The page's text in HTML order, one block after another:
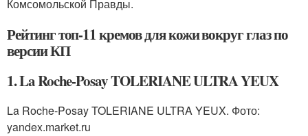
Комсомольской Правды.
Рейтинг топ-11 кремов для кожи вокруг глаз по
версии КП
1. La Roche-Posay TOLERIANE ULTRA YEUX
La Roche-Posay TOLERIANE ULTRA YEUX. Фото:
yandex.market.ru